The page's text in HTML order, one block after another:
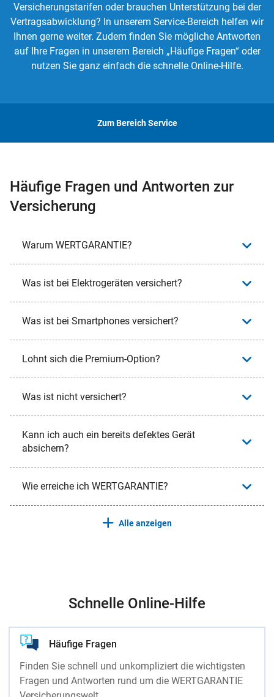
Versicherungstarifen oder brauchen Unterstützung bei der
Vertragsabwicklung? In unserem Service-Bereich helfen wir
Ihnen gerne weiter. Zudem finden Sie mögliche Antworten
auf Ihre Fragen in unserem Bereich „Häufige Fragen“ oder
nutzen Sie ganz einfach die schnelle Online-Hilfe.
Zum Bereich Service
Häufige Fragen und Antworten zur
Versicherung
Warum WERTGARANTIE?
Was ist bei Elektrogeräten versichert?
Was ist bei Smartphones versichert?
Lohnt sich die Premium-Option?
Was ist nicht versichert?
Kann ich auch ein bereits defektes Gerät
absichern?
Wie erreiche ich WERTGARANTIE?
Alle anzeigen
Schnelle Online-Hilfe
Häufige Fragen
Finden Sie schnell und unkompliziert die wichtigsten
Fragen und Antworten rund um die WERTGARANTIE